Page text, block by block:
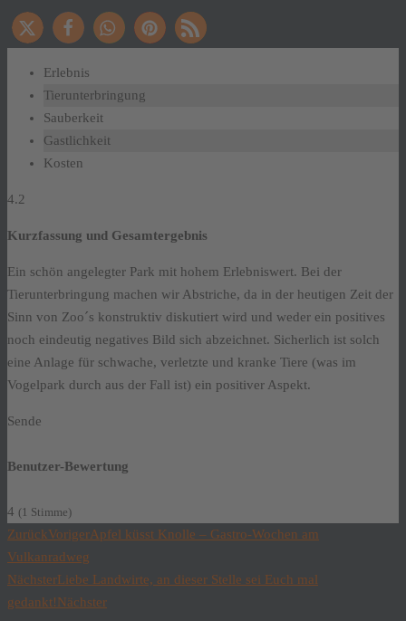
Erlebnis
Tierunterbringung
Sauberkeit
Gastlichkeit
Kosten
4.2
Kurzfassung und Gesamtergebnis
Ein schön angelegter Park mit hohem Erlebniswert. Bei der
Tierunterbringung machen wir Abstriche, da in der heutigen Zeit der
Sinn von Zoo´s konstruktiv diskutiert wird und weder ein positives
noch eindeutig negatives Bild sich abzeichnet. Sicherlich ist solch
eine Anlage für schwache, verletzte und kranke Tiere (was im
Vogelpark durch aus der Fall ist) ein positiver Aspekt.
Sende
Benutzer-Bewertung
4 (1 Stimme)
ZurückVorigerApfel küsst Knolle – Gastro-Wochen am
Vulkanradweg
NächsterLiebe Landwirte, an dieser Stelle sei Euch mal
gedankt!Nächster